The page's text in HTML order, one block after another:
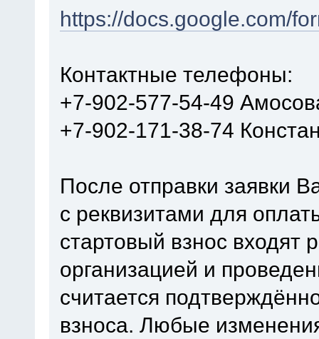
https://docs.google.com/
Контактные телефоны:
+7-902-577-54-49
+7-902-171-38-74
После отправки заявки
с реквизитами для
стартовый взнос входят
организацией и
считается
взноса. Любые